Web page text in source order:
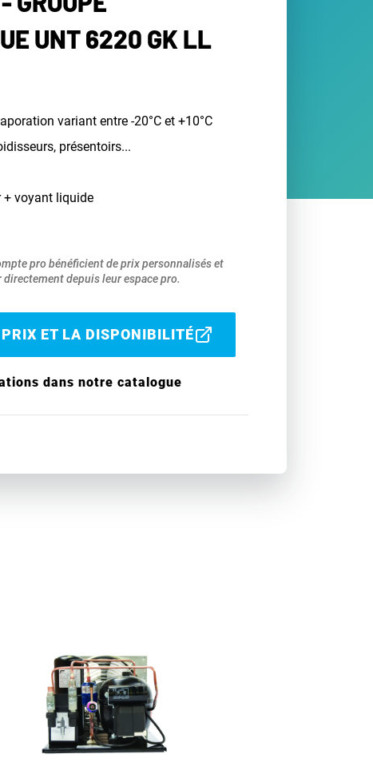
UNT 6220 GK LL
variant entre -20°C et +10°C
présentoirs...
+ voyant liquide
pro bénéficient de prix personnalisés et
depuis leur espace pro.
ET LA DISPONIBILITÉ
dans notre catalogue